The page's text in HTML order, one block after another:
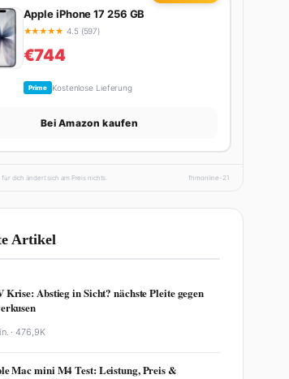
Apple iPhone 17 256 GB
★★★★★ 4.5 (597)
€744
Prime Kostenlose Lieferung
Bei Amazon kaufen
dich ändert sich am Preis nichts. fhmonline-21
Artikel
Krise: Abstieg in Sicht? nächste Pleite gegen
·476,9K
Mac mini M4 Test: Leistung, Preis &